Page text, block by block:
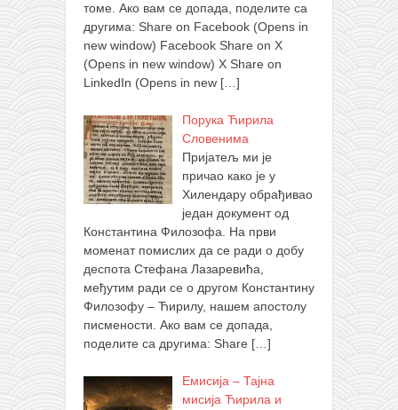
томе. Ако вам се допада, поделите са
другима: Share on Facebook (Opens in
new window) Facebook Share on X
(Opens in new window) X Share on
LinkedIn (Opens in new […]
Порука Ћирила
Словенима
Пријатељ ми је
причао како је у
Хилендару обрађивао
један документ од
Константина Филозофа. На први
моменат помислих да се ради о добу
деспота Стефана Лазаревића,
међутим ради се о другом Константину
Филозофу – Ћирилу, нашем апостолу
писмености. Ако вам се допада,
поделите са другима: Share […]
Емисија – Тајна
мисија Ћирила и